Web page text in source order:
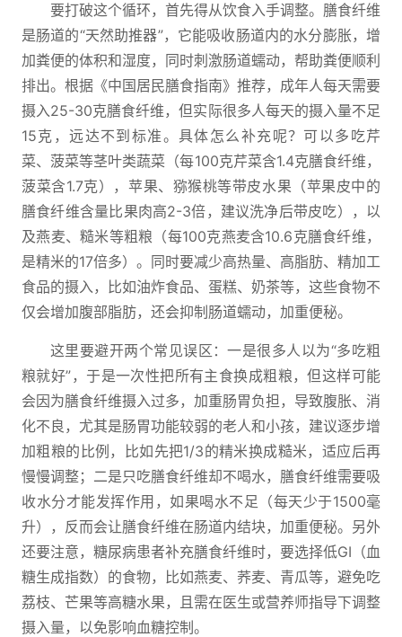
要打破这个循环，首先得从饮食入手调整。膳食纤维
是肠道的“天然助推器”，它能吸收肠道内的水分膨胀，增
加粪便的体积和湿度，同时刺激肠道蠕动，帮助粪便顺利
排出。根据《中国居民膳食指南》推荐，成年人每天需要
摄入25-30克膳食纤维，但实际很多人每天的摄入量不足
15克，远达不到标准。具体怎么补充呢？可以多吃芹
菜、菠菜等茎叶类蔬菜（每100克芹菜含1.4克膳食纤维，
菠菜含1.7克），苹果、猕猴桃等带皮水果（苹果皮中的
膳食纤维含量比果肉高2-3倍，建议洗净后带皮吃），以
及燕麦、糙米等粗粮（每100克燕麦含10.6克膳食纤维，
是精米的17倍多）。同时要减少高热量、高脂肪、精加工
食品的摄入，比如油炸食品、蛋糕、奶茶等，这些食物不
仅会增加腹部脂肪，还会抑制肠道蠕动，加重便秘。
这里要避开两个常见误区：一是很多人以为“多吃粗
粮就好”，于是一次性把所有主食换成粗粮，但这样可能
会因为膳食纤维摄入过多，加重肠胃负担，导致腹胀、消
化不良，尤其是肠胃功能较弱的老人和小孩，建议逐步增
加粗粮的比例，比如先把1/3的精米换成糙米，适应后再
慢慢调整；二是只吃膳食纤维却不喝水，膳食纤维需要吸
收水分才能发挥作用，如果喝水不足（每天少于1500毫
升），反而会让膳食纤维在肠道内结块，加重便秘。另外
还要注意，糖尿病患者补充膳食纤维时，要选择低GI（血
糖生成指数）的食物，比如燕麦、荞麦、青瓜等，避免吃
荔枝、芒果等高糖水果，且需在医生或营养师指导下调整
摄入量，以免影响血糖控制。